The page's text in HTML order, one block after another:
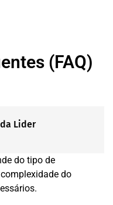
(FAQ)
Lider
do tipo de
do